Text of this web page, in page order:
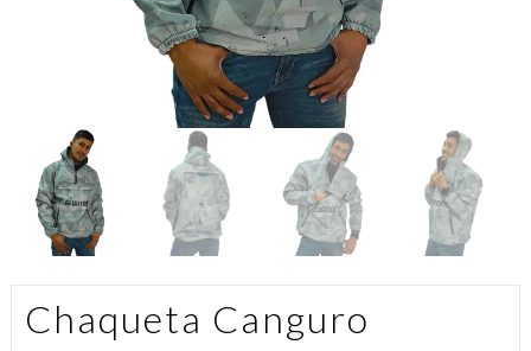
Chaqueta Canguro